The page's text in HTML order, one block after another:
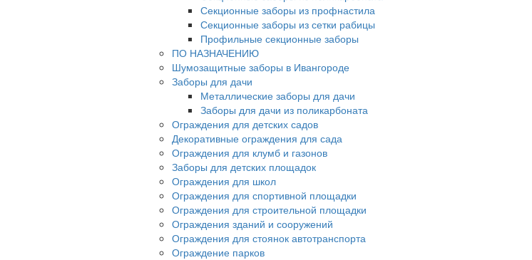
Секционные заборы из профнастила
Секционные заборы из сетки рабицы
Профильные секционные заборы
ПО НАЗНАЧЕНИЮ
Шумозащитные заборы в Ивангороде
Заборы для дачи
Металлические заборы для дачи
Заборы для дачи из поликарбоната
Ограждения для детских садов
Декоративные ограждения для сада
Ограждения для клумб и газонов
Заборы для детских площадок
Ограждения для школ
Ограждения для спортивной площадки
Ограждения для строительной площадки
Ограждения зданий и сооружений
Ограждения для стоянок автотранспорта
Ограждение парков